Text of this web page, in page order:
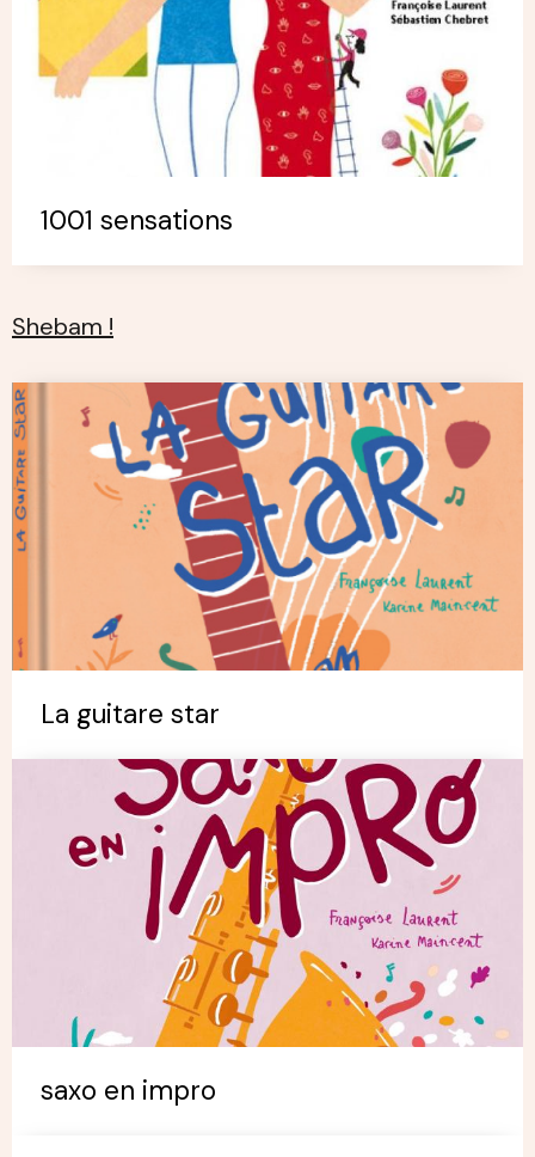
1001 sensations
Shebam !
La guitare star
saxo en impro